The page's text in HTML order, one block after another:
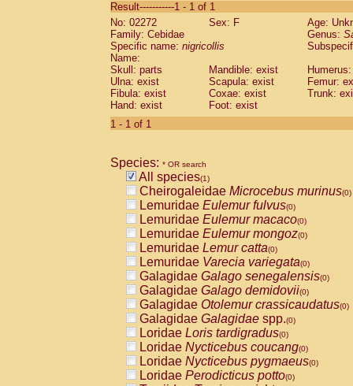
CebidaeSaguinus labiatus(0)
Cebidae Saguinus leucopus (0)
Cebidae
CebidaeSaguinus mystax
Cebidae Saguinus nigricollis (1)
Cebidae Saguinus oedipus
Cebidae Saguinus weddelli
Cebidae Saguinusspp.
Cebidae
CebidaeCebus capucinus
CebidaeCebus nigrivittatus
CebidaeCebus spp.(0)
CebidaeSaimiri boliviensis(0)
CebidaeSaimiri sciureus(0)
AtelidaeAlouatta caraya(0)
AtelidaeAlouatta fusca(0)
AtelidaeAlouatta seniculus(0)
AtelidaeAlouattaspp.(0)
AtelidaeAteles belzebuth(0)
AtelidaeAteles geoffroyi(0)
AtelidaeAteles paniscus(0)
AtelidaeAtelesspp.(0)
AtelidaeLagothrix lagothricha(0)
AtelidaeLagothrix lagothricha cana
PitheciidaeCacajao calvus
Result-----------1 - 1 of 1
No: 02272
Sex: F
Age:
Family: Cebidae
Genus:
Specific name: nigricollis
Name:
Skull: parts
Mandible: exist
Ulna: exist
Scapula: exist
Femur:
Fibula: exist
Coxae: exist
Trunk:
Hand: exist
Foot: exist
1 - 1 of 1
Species: * OR search
All species(1)
Cheirogaleidae Microcebus murinus(0)
Lemuridae Eulemur fulvus(0)
Lemuridae Eulemur macaco(0)
Lemuridae Eulemur mongoz(0)
Lemuridae Lemur catta(0)
Lemuridae Varecia variegata(0)
Galagidae Galago senegalensis(0)
Galagidae Galago demidovii(0)
Galagidae Otolemur crassicaudatus(0)
Galagidae Galagidae spp.(0)
Loridae Loris tardigradus(0)
Loridae Nycticebus coucang(0)
Loridae Nycticebus pygmaeus(0)
Loridae Perodicticus potto(0)